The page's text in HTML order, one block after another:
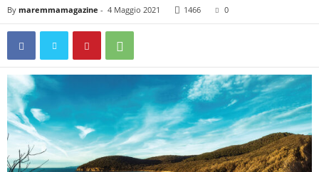
By maremmamagazine - 4 Maggio 2021 1466 0